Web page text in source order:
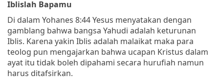
Iblislah Bapamu
Di dalam Yohanes 8:44 Yesus menyatakan dengan
gamblang bahwa bangsa Yahudi adalah keturunan
Iblis. Karena yakin Iblis adalah malaikat maka para
teolog pun mengajarkan bahwa ucapan Kristus dalam
ayat itu tidak boleh dipahami secara hurufiah namun
harus ditafsirkan.